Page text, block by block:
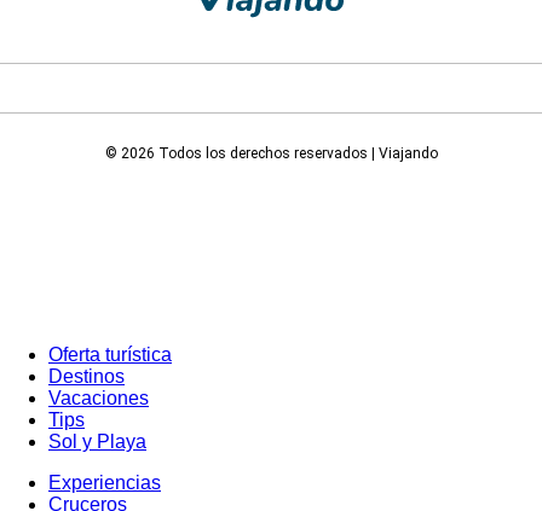
© 2026 Todos los derechos reservados | Viajando
Oferta turística
Destinos
Vacaciones
Tips
Sol y Playa
Experiencias
Cruceros